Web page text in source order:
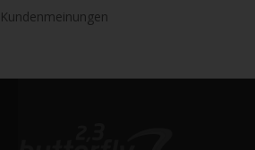
Kundenmeinungen